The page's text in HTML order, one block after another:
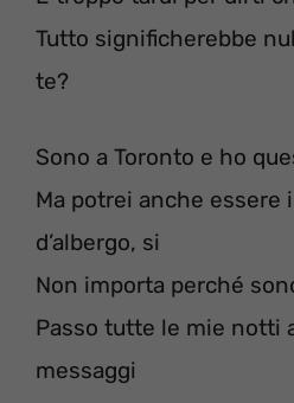
Tutto significherebbe
te?
Sono a Toronto e ho
Ma potrei anche essere
d’albergo, si
Non importa perché
Passo tutte le mie notti
messaggi